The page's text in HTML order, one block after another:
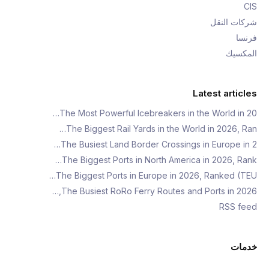
CIS
شركات النقل
فرنسا
المكسيك
Latest articles
The Most Powerful Icebreakers in the World in 20…
The Biggest Rail Yards in the World in 2026, Ran…
The Busiest Land Border Crossings in Europe in 2…
The Biggest Ports in North America in 2026, Rank…
The Biggest Ports in Europe in 2026, Ranked (TEU…
The Busiest RoRo Ferry Routes and Ports in 2026,…
RSS feed
خدمات